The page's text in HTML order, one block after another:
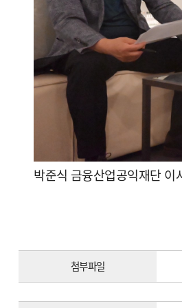
박준식 금융산업공익재단
첨부파일